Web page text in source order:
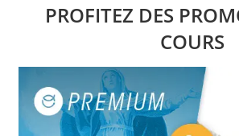
PROFITEZ DES
COURS